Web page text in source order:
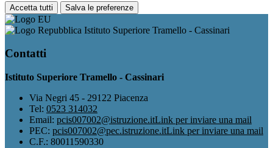
Accetta tutti Salva le preferenze
Istituto Superiore Tramello - Cassinari
Contatti
Istituto Superiore Tramello - Cassinari
Via Negri 45 - 29122 Piacenza
Tel: 0523 314032
Email: pcis007002@istruzione.itLink per inviare una mail
PEC: pcis007002@pec.istruzione.itLink per inviare una mail
C.F.: 80011590330